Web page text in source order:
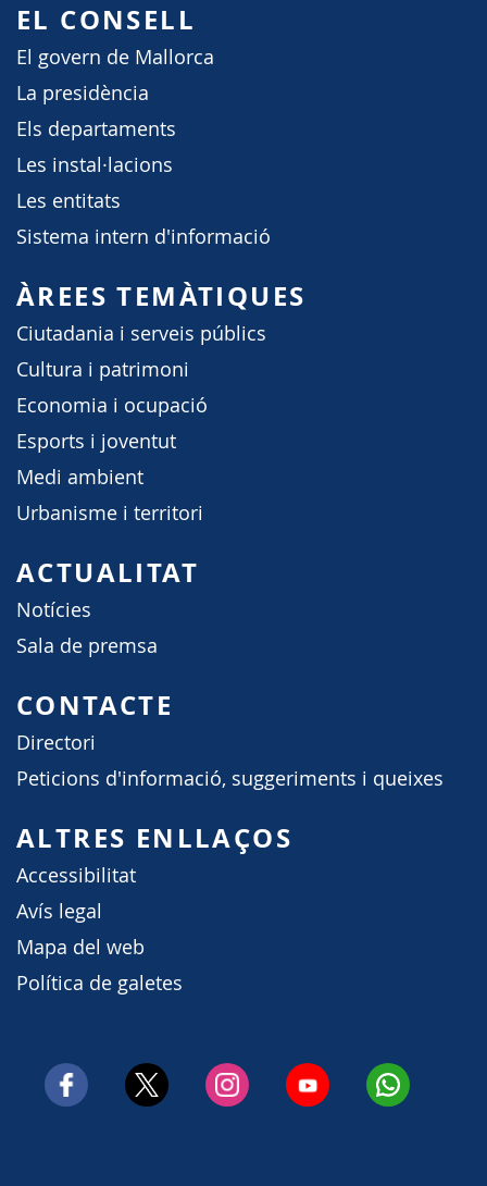
EL CONSELL
El govern de Mallorca
La presidència
Els departaments
Les instal·lacions
Les entitats
Sistema intern d'informació
ÀREES TEMÀTIQUES
Ciutadania i serveis públics
Cultura i patrimoni
Economia i ocupació
Esports i joventut
Medi ambient
Urbanisme i territori
ACTUALITAT
Notícies
Sala de premsa
CONTACTE
Directori
Peticions d'informació, suggeriments i queixes
ALTRES ENLLAÇOS
Accessibilitat
Avís legal
Mapa del web
Política de galetes